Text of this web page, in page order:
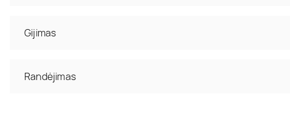
Gijimas
Randėjimas